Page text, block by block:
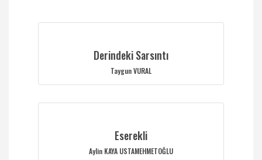
Derindeki Sarsıntı
Taygun VURAL
Eserekli
Aylin KAYA USTAMEHMETOĞLU